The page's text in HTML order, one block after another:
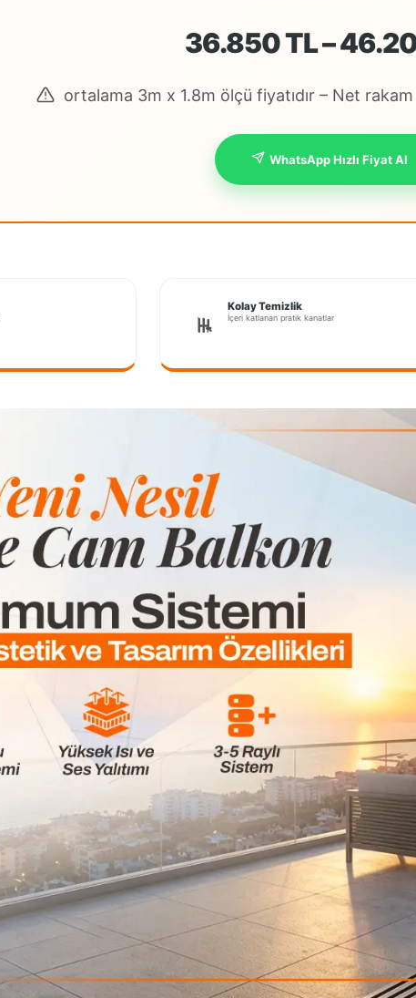
36.850 TL –
ortalama 3m x 1.8m ölçü fiyatıdır – Net
WhatsApp Hızlı Fiyat Al
Kolay Temizlik
İçeri katlanan pratik kanatlar